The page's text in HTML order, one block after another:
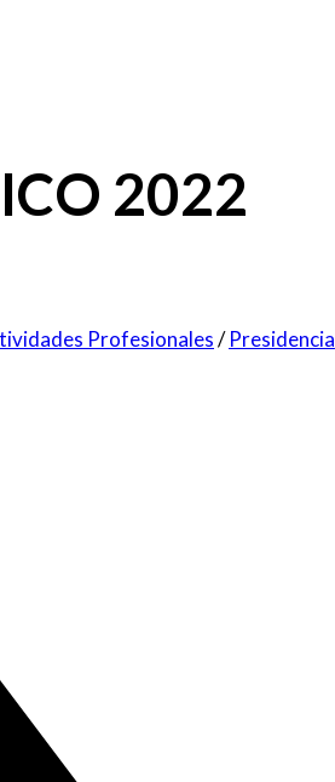
2022
Profesionales/ Presidencia